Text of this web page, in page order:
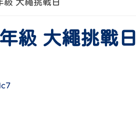
大繩挑戰日
級 大繩挑戰日